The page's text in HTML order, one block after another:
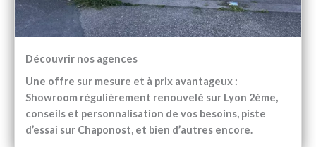
Découvrir nos agences
Une offre sur mesure et à prix avantageux :
Showroom régulièrement renouvelé sur Lyon 2ème,
conseils et personnalisation de vos besoins, piste
d’essai sur Chaponost, et bien d’autres encore.